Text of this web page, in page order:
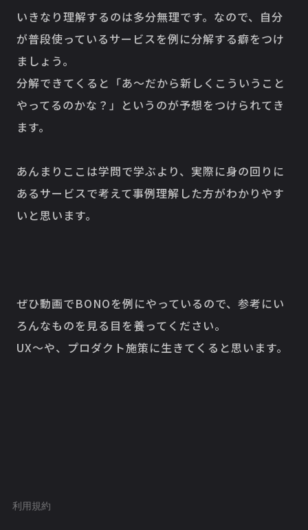
いきなり理解するのは多分無理です。なので、自分
が普段使っているサービスを例に分解する癖をつけ
ましょう。
分解できてくると「あ〜だから新しくこういうこと
やってるのかな？」というのが予想をつけられてき
ます。
あんまりここは学問で学ぶより、実際に身の回りに
あるサービスで考えて事例理解した方がわかりやす
いと思います。
ぜひ動画でBONOを例にやっているので、参考にい
ろんなものを見る目を養ってください。
UX〜や、プロダクト施策に生きてくると思います。
利用規約